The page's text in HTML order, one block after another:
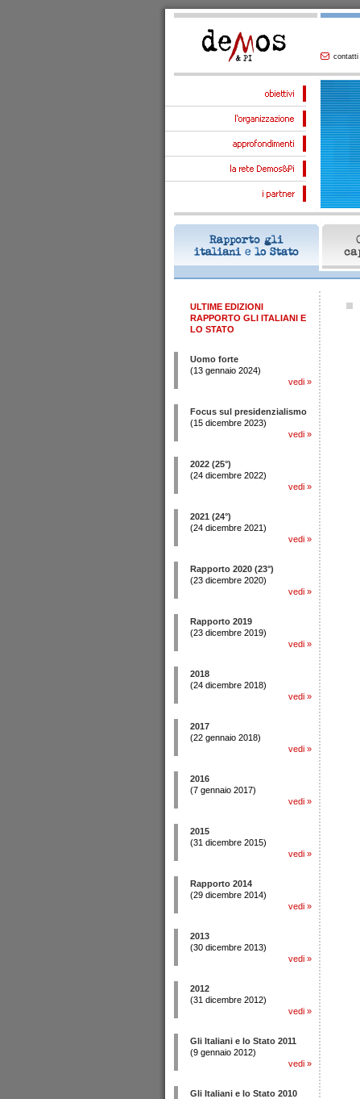
contatti
ULTIME EDIZIONI
RAPPORTO GLI ITALIANI E
LO STATO
Uomo forte
(13 gennaio 2024)
vedi »
Focus sul presidenzialismo
(15 dicembre 2023)
vedi »
2022 (25°)
(24 dicembre 2022)
vedi »
2021 (24°)
(24 dicembre 2021)
vedi »
Rapporto 2020 (23°)
(23 dicembre 2020)
vedi »
Rapporto 2019
(23 dicembre 2019)
vedi »
2018
(24 dicembre 2018)
vedi »
2017
(22 gennaio 2018)
vedi »
2016
(7 gennaio 2017)
vedi »
2015
(31 dicembre 2015)
vedi »
Rapporto 2014
(29 dicembre 2014)
vedi »
2013
(30 dicembre 2013)
vedi »
2012
(31 dicembre 2012)
vedi »
Gli Italiani e lo Stato 2011
(9 gennaio 2012)
vedi »
Gli Italiani e lo Stato 2010